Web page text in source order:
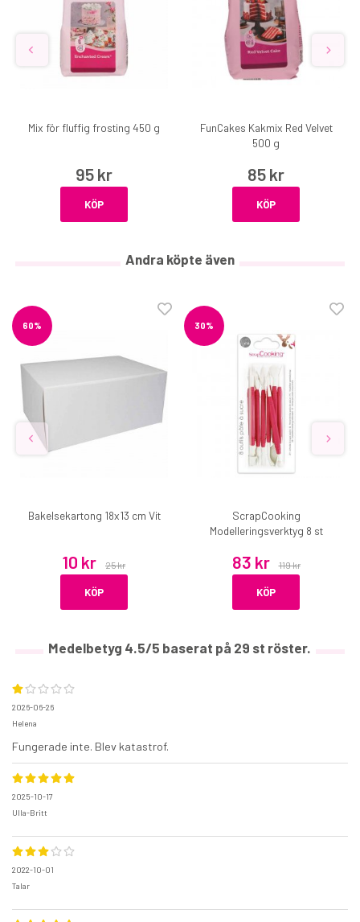
Mix för fluffig frosting 450 g
95 kr
KÖP
FunCakes Kakmix Red Velvet
500 g
85 kr
KÖP
Andra köpte även
60%
Bakelsekartong 18x13 cm Vit
10 kr 25 kr
KÖP
30%
ScrapCooking
Modelleringsverktyg 8 st
83 kr 119 kr
KÖP
Medelbetyg 4.5/5 baserat på 29 st röster.
2026-06-26
Helena
Fungerade inte. Blev katastrof.
2025-10-17
Ulla-Britt
2022-10-01
Talar